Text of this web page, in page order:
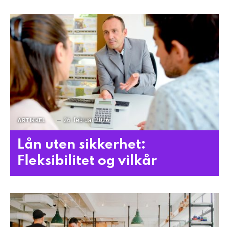
ARTIKKEL 26. februar 2026
Lån uten sikkerhet:
Fleksibilitet og vilkår